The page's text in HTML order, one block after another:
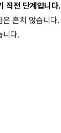
직전 단계입니다.
은 흔치 않습니다.
니다.